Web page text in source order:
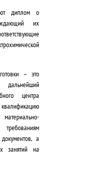
диплом о
их
– это
центра
а
занятий на